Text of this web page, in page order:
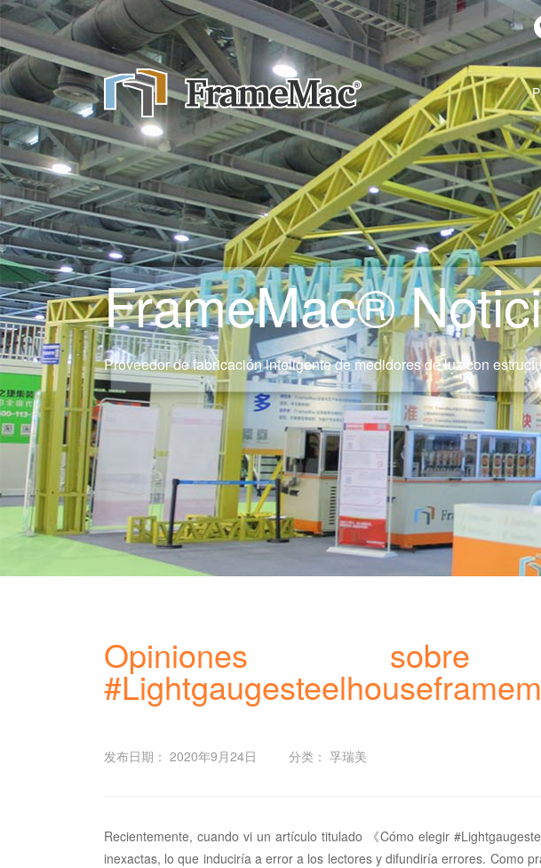
FrameMac®
Proveedor de fabricación inteligente de medidores de luz con
Opiniones
发布日期： 2020年9月24日 分类： 孚瑞美
Recientemente, cuando vi un artículo titulado 《Cómo elegir
inexactas, lo que induciría a error a los lectores y difundiría errores. Como